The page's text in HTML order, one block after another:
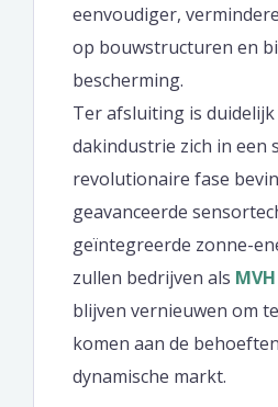
eenvoudiger,
op bouwstructuren en
bescherming.
Ter afsluiting is duidelijk
dakindustrie zich in een
revolutionaire fase
geavanceerde
geïntegreerde zonne-
zullen bedrijven als
blijven vernieuwen om
komen aan de
dynamische markt.